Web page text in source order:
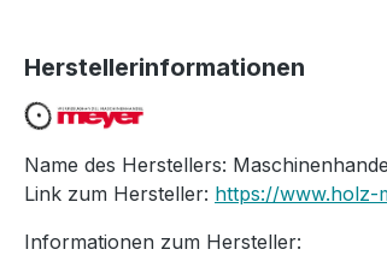
Herstellerinformationen
Name des Herstellers:
Link zum Hersteller: https://www.holz-
Informationen zum Hersteller: